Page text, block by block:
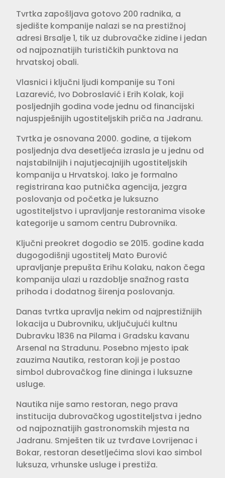
Tvrtka zapošljava gotovo 200 radnika, a
sjedište kompanije nalazi se na prestižnoj
adresi Brsalje 1, tik uz dubrovačke zidine i jedan
od najpoznatijih turističkih punktova na
hrvatskoj obali.
Vlasnici i ključni ljudi kompanije su Toni
Lazarević, Ivo Dobroslavić i Erih Kolak, koji
posljednjih godina vode jednu od financijski
najuspješnijih ugostiteljskih priča na Jadranu.
Tvrtka je osnovana 2000. godine, a tijekom
posljednja dva desetljeća izrasla je u jednu od
najstabilnijih i najutjecajnijih ugostiteljskih
kompanija u Hrvatskoj. Iako je formalno
registrirana kao putnička agencija, jezgra
poslovanja od početka je luksuzno
ugostiteljstvo i upravljanje restoranima visoke
kategorije u samom centru Dubrovnika.
Ključni preokret dogodio se 2015. godine kada
dugogodišnji ugostitelj Mato Đurović
upravljanje prepušta Erihu Kolaku, nakon čega
kompanija ulazi u razdoblje snažnog rasta
prihoda i dodatnog širenja poslovanja.
Danas tvrtka upravlja nekim od najprestižnijih
lokacija u Dubrovniku, uključujući kultnu
Dubravku 1836 na Pilama i Gradsku kavanu
Arsenal na Stradunu. Posebno mjesto ipak
zauzima Nautika, restoran koji je postao
simbol dubrovačkog fine dininga i luksuzne
usluge.
Nautika nije samo restoran, nego prava
institucija dubrovačkog ugostiteljstva i jedno
od najpoznatijih gastronomskih mjesta na
Jadranu. Smješten tik uz tvrđave Lovrijenac i
Bokar, restoran desetljećima slovi kao simbol
luksuza, vrhunske usluge i prestiža.